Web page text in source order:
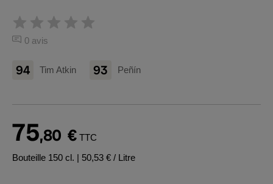
0 avis
94 Tim Atkin 93 Peñín
75,80 € TTC
Bouteille 150 cl. | 50,53 € / Litre